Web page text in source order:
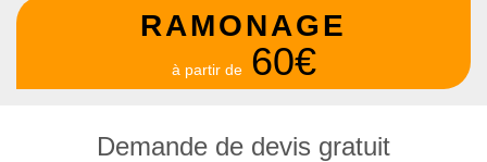
RAMONAGE
à partir de 60€
Demande de devis gratuit